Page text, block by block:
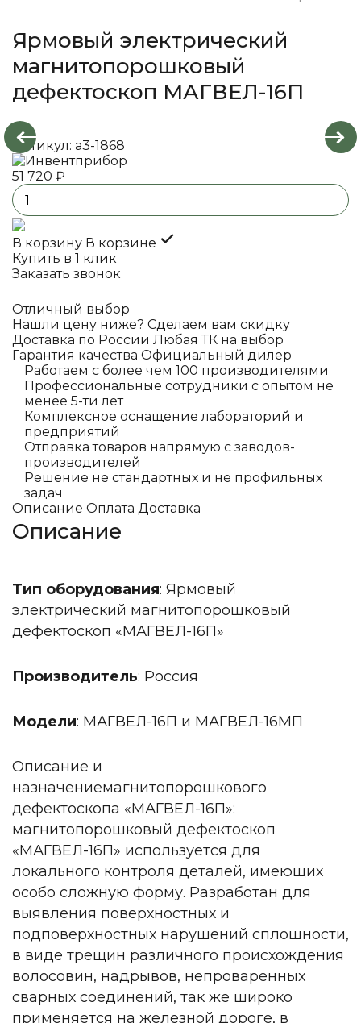
Ярмовый электрический
магнитопорошковый
дефектоскоп МАГВЕЛ-16П
Артикул: a3-1868
51 720 ₽
В корзину В корзине
Купить в 1 клик
Заказать звонок
Отличный выбор
Нашли цену ниже? Сделаем вам скидку
Доставка по России Любая ТК на выбор
Гарантия качества Официальный дилер
Работаем с более чем 100 производителями
Профессиональные сотрудники с опытом не
менее 5-ти лет
Комплексное оснащение лабораторий и
предприятий
Отправка товаров напрямую с заводов-
производителей
Решение не стандартных и не профильных
задач
Описание Оплата Доставка
Описание
Тип оборудования: Ярмовый
электрический магнитопорошковый
дефектоскоп «МАГВЕЛ-16П»
Производитель: Россия
Модели: МАГВЕЛ-16П и МАГВЕЛ-16МП
Описание и
назначениемагнитопорошкового
дефектоскопа «МАГВЕЛ-16П»:
магнитопорошковый дефектоскоп
«МАГВЕЛ-16П» используется для
локального контроля деталей, имеющих
особо сложную форму. Разработан для
выявления поверхностных и
подповерхностных нарушений сплошности,
в виде трещин различного происхождения
волосовин, надрывов, непроваренных
сварных соединений, так же широко
применяется на железной дороге, в